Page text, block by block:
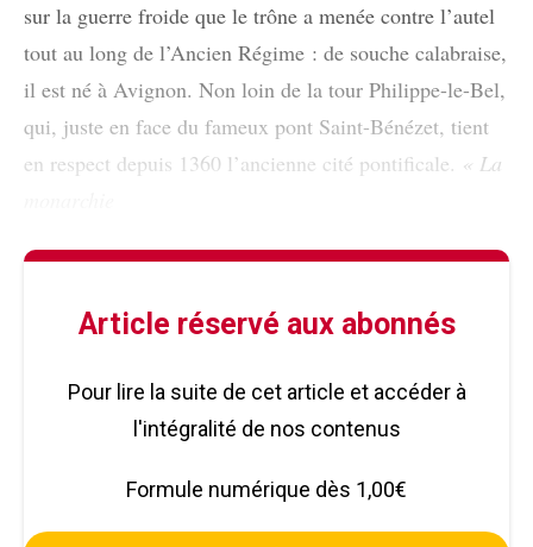
sur la guerre froide que le trône a menée contre l’autel
tout au long de l’Ancien Régime : de souche calabraise,
il est né à Avignon. Non loin de la tour Philippe-le-Bel,
qui, juste en face du fameux pont Saint-Bénézet, tient
en respect depuis 1360 l’ancienne cité pontificale. « La
Article réservé aux abonnés
Pour lire la suite de cet article et accéder à
l'intégralité de nos contenus
Formule numérique dès 1,00€